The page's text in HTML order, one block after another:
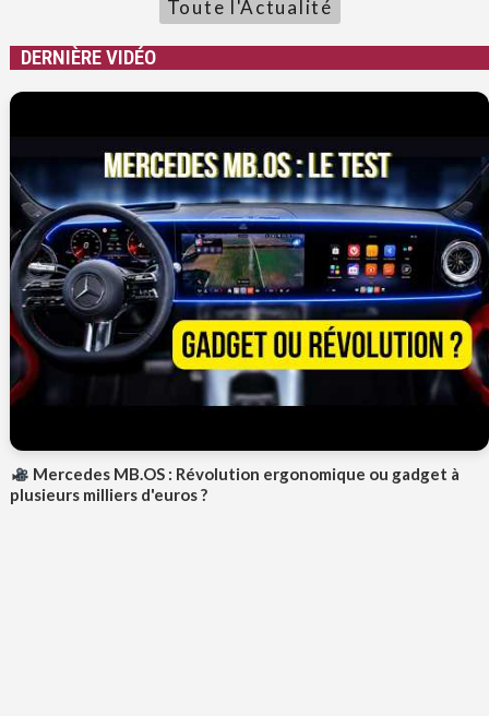
Toute l'Actualité
DERNIÈRE VIDÉO
Mercedes MB.OS : Révolution ergonomique ou gadget à
plusieurs milliers d'euros ?